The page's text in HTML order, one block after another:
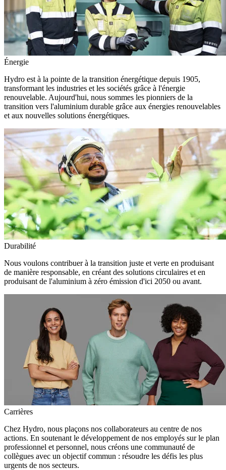
Énergie
Hydro est à la pointe de la transition énergétique depuis 1905,
transformant les industries et les sociétés grâce à l'énergie
renouvelable. Aujourd'hui, nous sommes les pionniers de la
transition vers l'aluminium durable grâce aux énergies renouvelables
et aux nouvelles solutions énergétiques.
Durabilité
Nous voulons contribuer à la transition juste et verte en produisant
de manière responsable, en créant des solutions circulaires et en
produisant de l'aluminium à zéro émission d'ici 2050 ou avant.
Carrières
Chez Hydro, nous plaçons nos collaborateurs au centre de nos
actions. En soutenant le développement de nos employés sur le plan
professionnel et personnel, nous créons une communauté de
collègues avec un objectif commun : résoudre les défis les plus
urgents de nos secteurs.